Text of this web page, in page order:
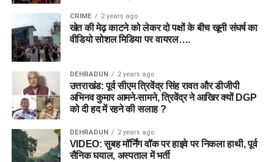
CRIME 2 years ago
खेत की मेढ़ काटने को लेकर दो पक्षों के बीच खूनी संघर्ष का
वीडियो सोशल मिडिया पर वायरल….
DEHRADUN 2 years ago
उत्तराखंड: पूर्व सीएम त्रिवेंद्र सिंह रावत और डीजीपी
अभिनव कुमार आमने-सामने, त्रिवेंद्र ने आखिर क्यों DGP
को दी हद में रहने की सलाह ?
DEHRADUN 2 years ago
VIDEO: सुबह मॉर्निंग वॉक पर हाइवे पर निकला हाथी, पूर्व
सैनिक घयाल, अस्पताल में भर्ती